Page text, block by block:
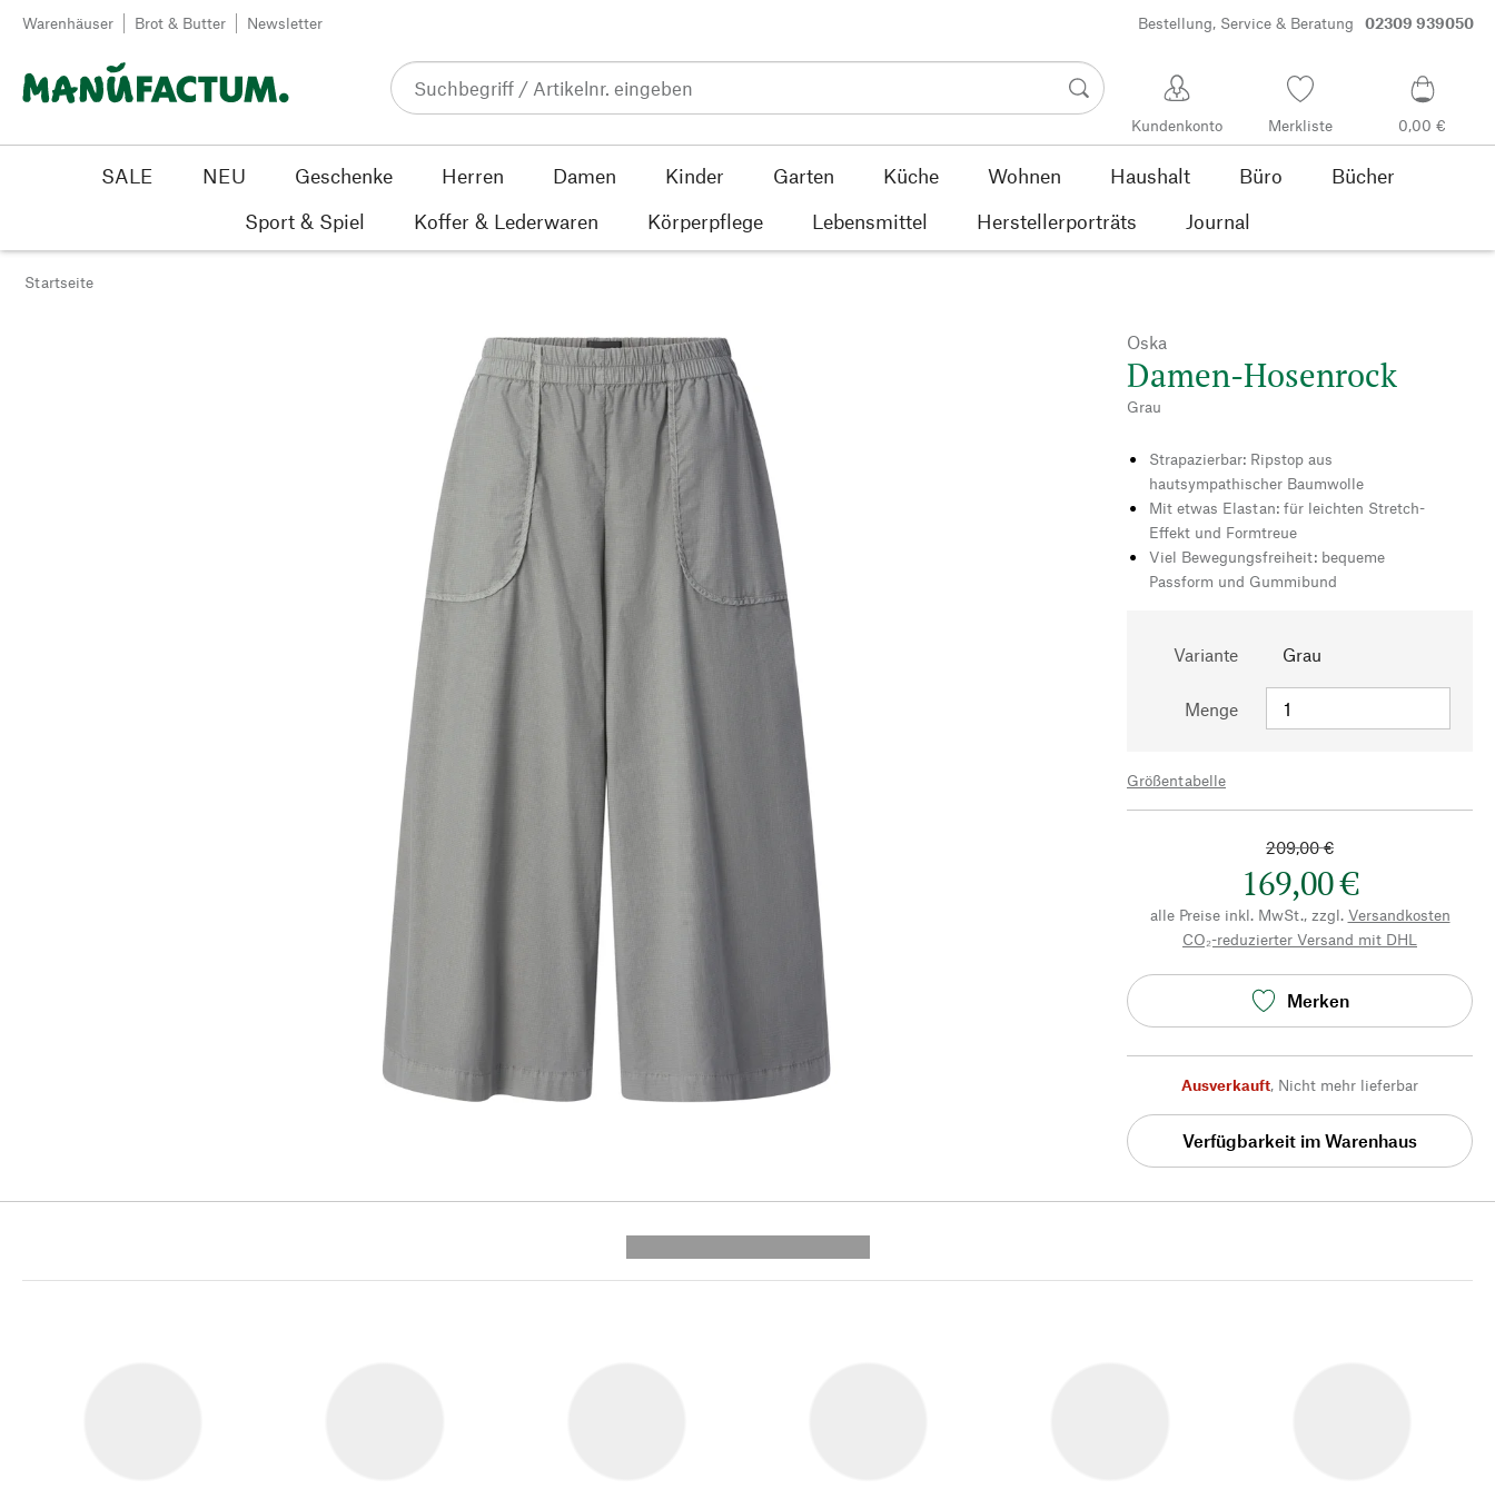
Zum Inhalt springen
Warenhäuser Brot & Butter Newsletter Bestellung, Service & Beratung 02309 939050
Kundenkonto Merkliste 0,00 €
SALE NEU Geschenke Herren Damen Kinder Garten Küche Wohnen Haushalt Büro
Bücher
Sport & Spiel
Koffer & Lederwaren Körperpflege Lebensmittel Herstellerporträts Journal
Startseite
Oska
Damen-Hosenrock
Grau
Strapazierbar: Ripstop aus
hautsympathischer Baumwolle
Mit etwas Elastan: für leichten Stretch-
Effekt und Formtreue
Viel Bewegungsfreiheit: bequeme
Passform und Gummibund
Variante Grau
Menge
Größentabelle
209,00 €
169,00 €
alle Preise inkl. MwSt., zzgl. Versandkosten
CO₂-reduzierter Versand mit DHL
Merken
Ausverkauft, Nicht mehr lieferbar
Verfügbarkeit im Warenhaus